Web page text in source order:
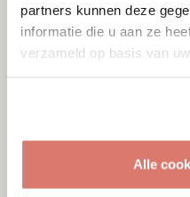
partners kunnen deze
informatie die u aan ze
verzameld op basis van
Alle
Woozles